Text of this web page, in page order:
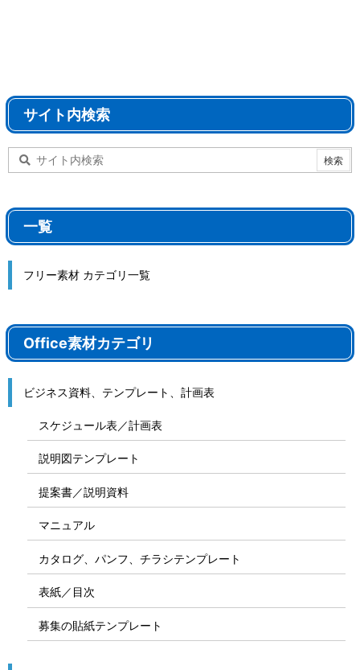
サイト内検索
一覧
フリー素材 カテゴリ一覧
Office素材カテゴリ
ビジネス資料、テンプレート、計画表
スケジュール表／計画表
説明図テンプレート
提案書／説明資料
マニュアル
カタログ、パンフ、チラシテンプレート
表紙／目次
募集の貼紙テンプレート